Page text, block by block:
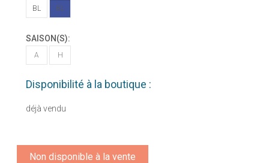
BL BL
SAISON(S):
A H
Disponibilité à la boutique :
déjà vendu
Non disponible à la vente